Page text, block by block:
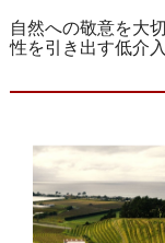
自然への敬意を大
性を引き出す低介